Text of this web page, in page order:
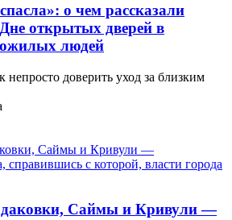
о чем рассказали
открытых дверей в
людей
непросто доверить уход за близким
Саймы и Кривули —